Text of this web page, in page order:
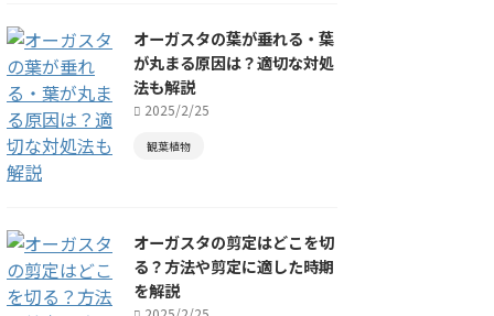
オーガスタの葉が垂れる・葉
が丸まる原因は？適切な対処
法も解説
2025/2/25
観葉植物
オーガスタの剪定はどこを切
る？方法や剪定に適した時期
を解説